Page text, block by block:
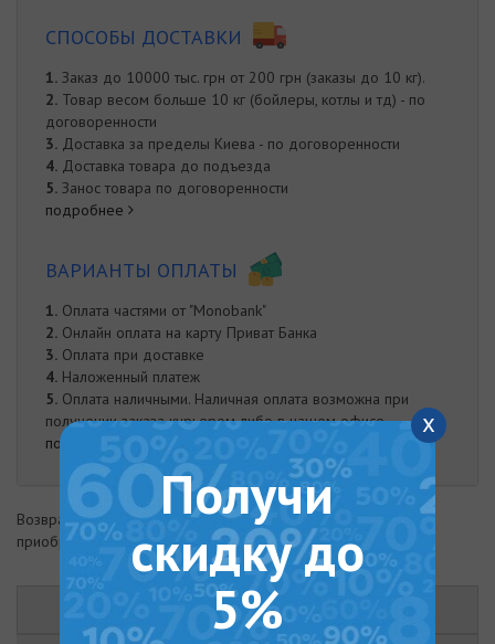
СПОСОБЫ ДОСТАВКИ
1. Заказ до 10000 тыс. грн от 200 грн (заказы до 10 кг).
2. Товар весом больше 10 кг (бойлеры, котлы и тд) - по
договоренности
3. Доставка за пределы Киева - по договоренности
4. Доставка товара до подъезда
5. Занос товара по договоренности
подробнее
ВАРИАНТЫ ОПЛАТЫ
1. Оплата частями от "Monobank"
2. Онлайн оплата на карту Приват Банка
3. Оплата при доставке
4. Наложенный платеж
5. Оплата наличными. Наличная оплата возможна при
получении заказа курьером либо в нашем офисе.
подробнее
Возврат товара возможен в течение 14 дней с момента
приобретения
ОПИСАНИЕ
x
Получи
скидку до
5%